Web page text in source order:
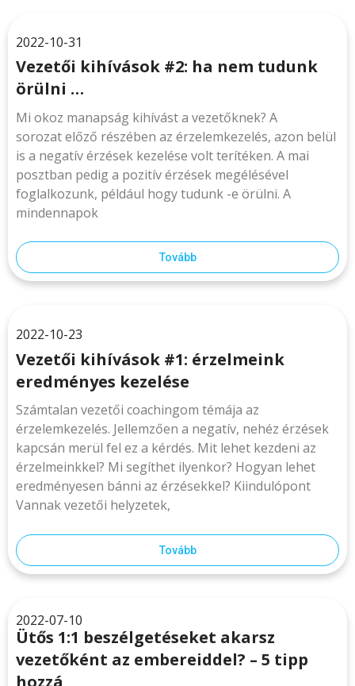
2022-10-31
Vezetői kihívások #2: ha nem tudunk
örülni …
Mi okoz manapság kihívást a vezetőknek? A
sorozat előző részében az érzelemkezelés, azon belül
is a negatív érzések kezelése volt terítéken. A mai
posztban pedig a pozitív érzések megélésével
foglalkozunk, például hogy tudunk -e örülni. A
mindennapok
Tovább
2022-10-23
Vezetői kihívások #1: érzelmeink
eredményes kezelése
Számtalan vezetői coachingom témája az
érzelemkezelés. Jellemzően a negatív, nehéz érzések
kapcsán merül fel ez a kérdés. Mit lehet kezdeni az
érzelmeinkkel? Mi segíthet ilyenkor? Hogyan lehet
eredményesen bánni az érzésekkel? Kiindulópont
Vannak vezetői helyzetek,
Tovább
2022-07-10
Ütős 1:1 beszélgetéseket akarsz
vezetőként az embereiddel? – 5 tipp
hozzá